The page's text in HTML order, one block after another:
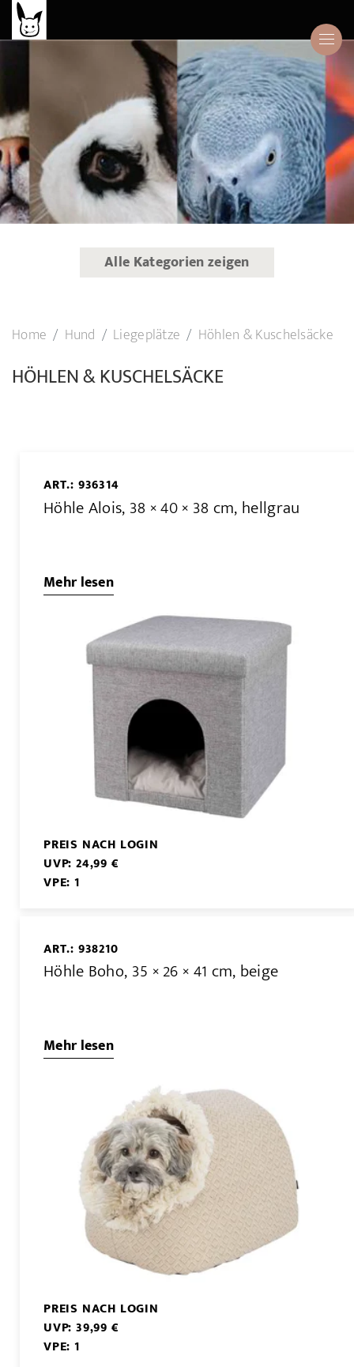
Alle Kategorien zeigen
Home Hund Liegeplätze Höhlen & Kuschelsäcke
HÖHLEN & KUSCHELSÄCKE
ART.: 936314
Höhle Alois, 38 × 40 × 38 cm, hellgrau
Mehr lesen
PREIS NACH LOGIN
UVP: 24,99 €
VPE: 1
ART.: 938210
Höhle Boho, 35 × 26 × 41 cm, beige
Mehr lesen
PREIS NACH LOGIN
UVP: 39,99 €
VPE: 1